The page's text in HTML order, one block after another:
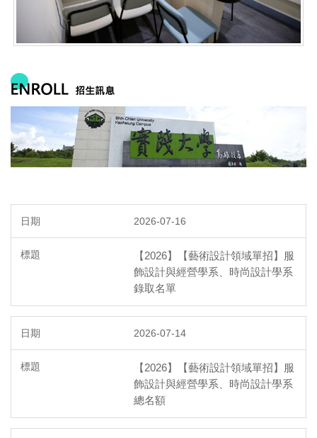
2026-07-16
【2026】【藝術設計領域單招】服
飾設計與經營學系、時尚設計學系
錄取名單
2026-07-14
【2026】【藝術設計領域單招】服
飾設計與經營學系、時尚設計學系
總名額